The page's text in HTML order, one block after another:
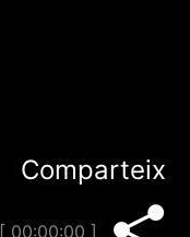
Comparteix
00:00:00 ]